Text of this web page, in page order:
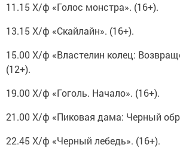
11.15 Х/ф «Голос монстра». (16+).
13.15 Х/ф «Скайлайн». (16+).
15.00 Х/ф «Властелин колец:
(12+).
19.00 Х/ф «Гоголь. Начало». (16+).
21.00 Х/ф «Пиковая дама: Черный
22.45 Х/ф «Черный лебедь». (16+).